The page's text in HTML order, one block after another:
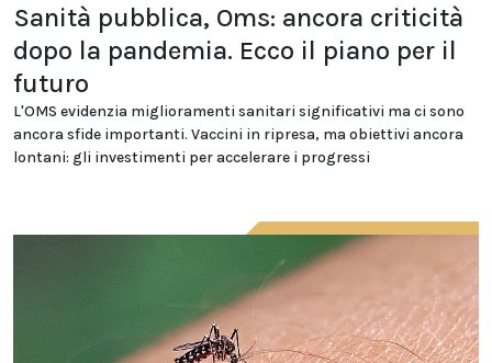
Sanità pubblica, Oms: ancora criticità
dopo la pandemia. Ecco il piano per il
futuro
L'OMS evidenzia miglioramenti sanitari significativi ma ci sono
ancora sfide importanti. Vaccini in ripresa, ma obiettivi ancora
lontani: gli investimenti per accelerare i progressi